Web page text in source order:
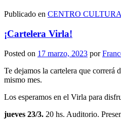
Publicado en CENTRO
¡Cartelera Virla!
Posted on 17 marzo, 2023 por
Te dejamos la cartelera que correrá
mismo mes.
Los esperamos en el Virla para
jueves 23/3. 20 hs. Auditorio.